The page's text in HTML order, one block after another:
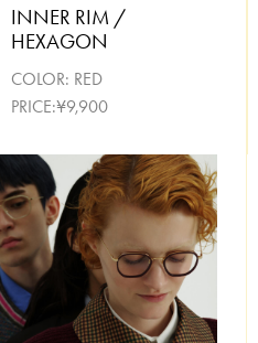
INNER RIM /
HEXAGON
COLOR: RED
PRICE:¥9,900